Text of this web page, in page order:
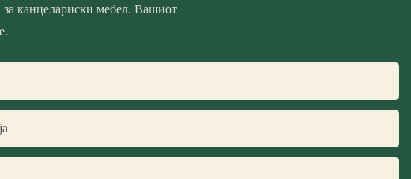
за канцелариски мебел. Вашиот